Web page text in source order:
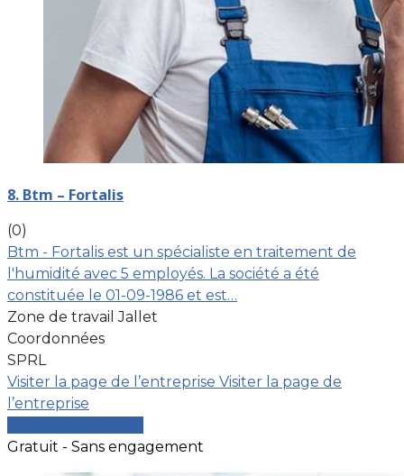
8. Btm – Fortalis
(0)
Btm - Fortalis est un spécialiste en traitement de
l'humidité avec 5 employés. La société a été
constituée le 01-09-1986 et est…
Zone de travail Jallet
Coordonnées
SPRL
Visiter la page de l’entreprise Visiter la page de
l’entreprise
Gratuit - Sans engagement